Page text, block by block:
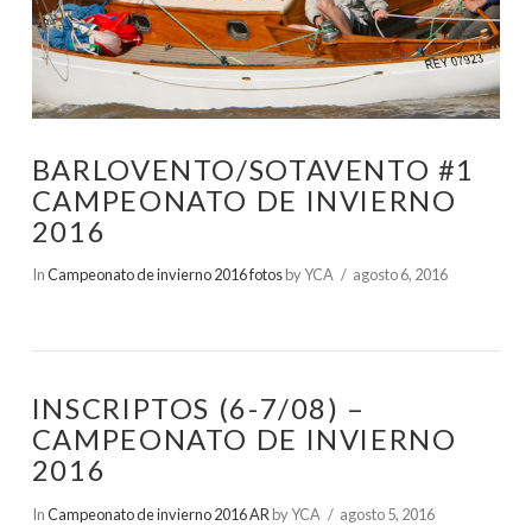
BARLOVENTO/SOTAVENTO #1
CAMPEONATO DE INVIERNO
2016
InCampeonato de invierno 2016 fotosby YCA agosto 6, 2016
INSCRIPTOS (6-7/08) –
CAMPEONATO DE INVIERNO
2016
InCampeonato de invierno 2016 AR by YCA agosto 5, 2016